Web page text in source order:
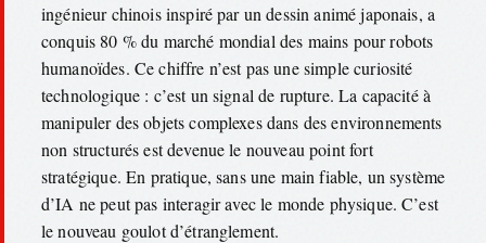
ingénieur chinois inspiré par un dessin animé japonais, a
conquis 80 % du marché mondial des mains pour robots
humanoïdes. Ce chiffre n’est pas une simple curiosité
technologique : c’est un signal de rupture. La capacité à
manipuler des objets complexes dans des environnements
non structurés est devenue le nouveau point fort
stratégique. En pratique, sans une main fiable, un système
d’IA ne peut pas interagir avec le monde physique. C’est
le nouveau goulot d’étranglement.